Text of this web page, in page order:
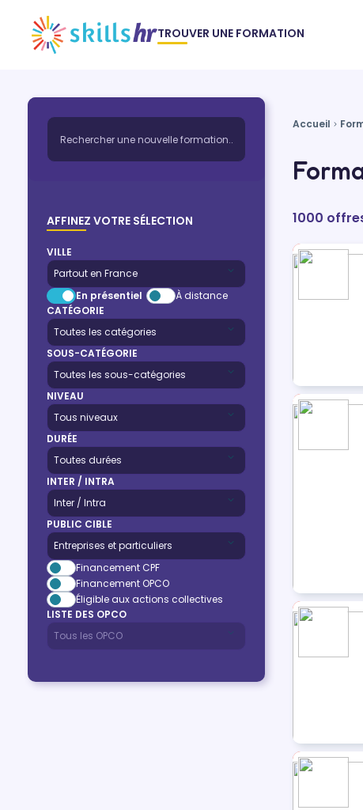
TROUVER UNE FORMATION
AFFINEZ VOTRE SÉLECTION
VILLE
En présentiel
À distance
CATÉGORIE
SOUS-CATÉGORIE
NIVEAU
DURÉE
INTER / INTRA
PUBLIC CIBLE
Financement CPF
Financement OPCO
Éligible aux actions collectives
LISTE DES OPCO
Accueil
1000